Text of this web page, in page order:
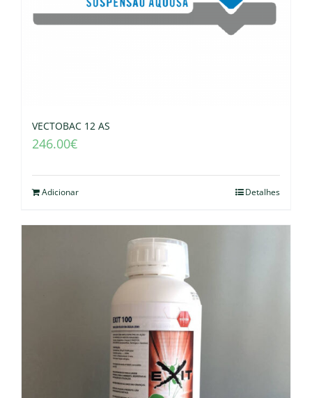
VECTOBAC 12 AS
246.00€
Adicionar Detalhes